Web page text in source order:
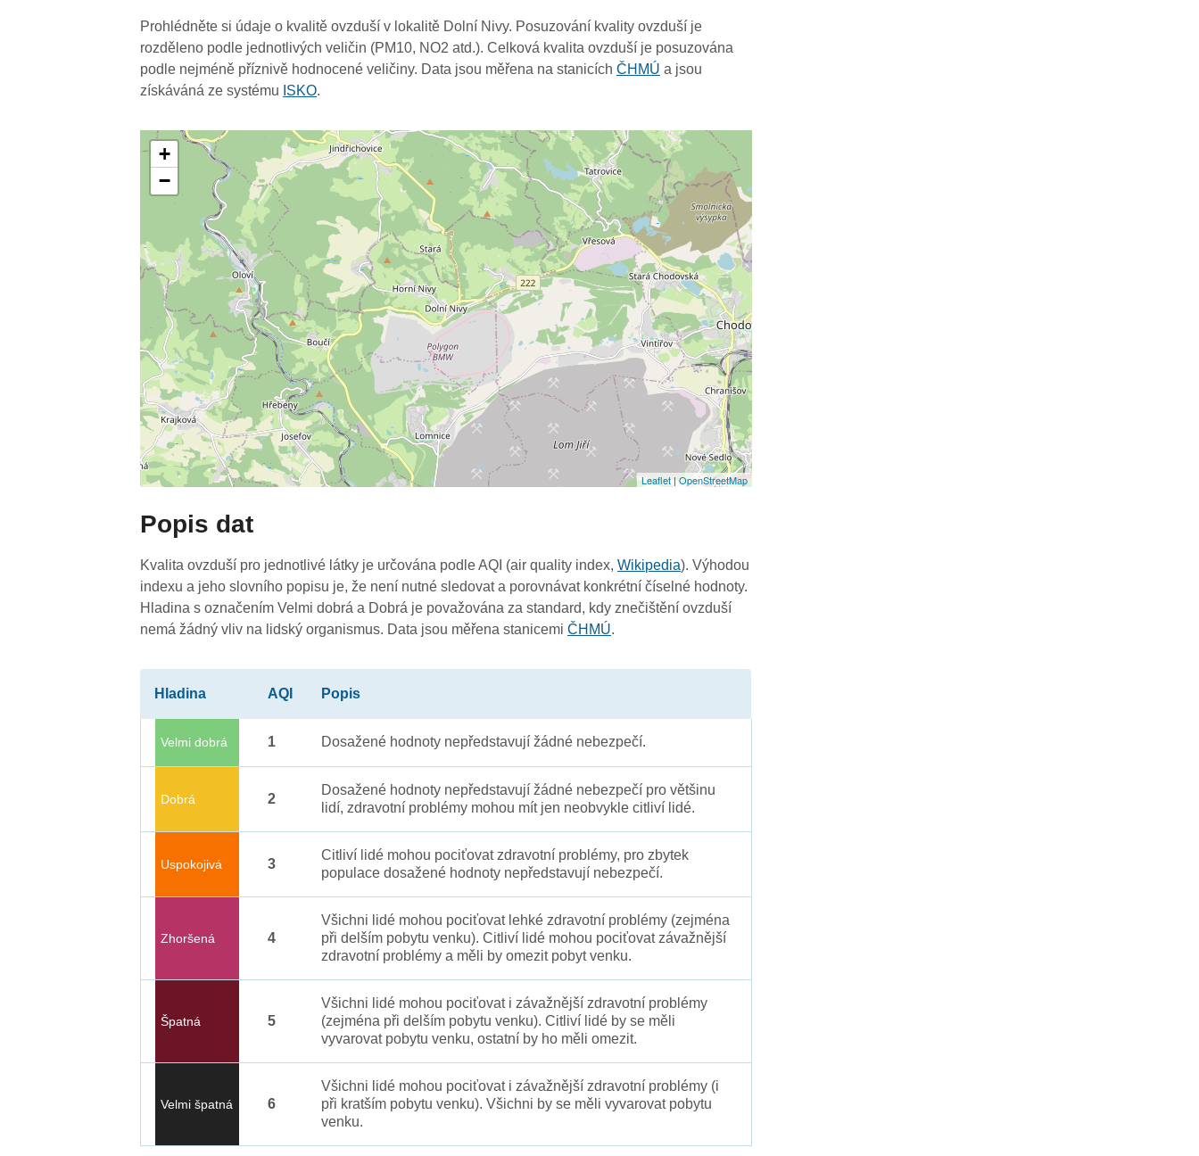
Prohlédněte si údaje o kvalitě ovzduší v lokalitě Dolní Nivy. Posuzování kvality ovzduší je
rozděleno podle jednotlivých veličin (PM10, NO2 atd.). Celková kvalita ovzduší je posuzována
podle nejméně příznivě hodnocené veličiny. Data jsou měřena na stanicíchČHMÚ a jsou
získáváná ze systému ISKO.
4
+
−
Leaflet| OpenStreetMap
Popis dat
Kvalita ovzduší pro jednotlivé látky je určována podle AQI (air quality index,Wikipedia). Výhodou
indexu a jeho slovního popisu je, že není nutné sledovat a porovnávat konkrétní číselné hodnoty.
Hladina s označením Velmi dobrá a Dobrá je považována za standard, kdy znečištění ovzduší
nemá žádný vliv na lidský organismus. Data jsou měřena stanicemiČHMÚ.
Hladina AQI Popis
Velmi dobrá 1 Dosažené hodnoty nepředstavují žádné nebezpečí.
Dobrá 2
Dosažené hodnoty nepředstavují žádné nebezpečí pro většinu
lidí, zdravotní problémy mohou mít jen neobvykle citliví lidé.
Uspokojivá 3
Citliví lidé mohou pociťovat zdravotní problémy, pro zbytek
populace dosažené hodnoty nepředstavují nebezpečí.
Zhoršená 4
Všichni lidé mohou pociťovat lehké zdravotní problémy (zejména
při delším pobytu venku). Citliví lidé mohou pociťovat závažnější
zdravotní problémy a měli by omezit pobyt venku.
Špatná 5
Všichni lidé mohou pociťovat i závažnější zdravotní problémy
(zejména při delším pobytu venku). Citliví lidé by se měli
vyvarovat pobytu venku, ostatní by ho měli omezit.
Velmi špatná 6
Všichni lidé mohou pociťovat i závažnější zdravotní problémy (i
při kratším pobytu venku). Všichni by se měli vyvarovat pobytu
venku.